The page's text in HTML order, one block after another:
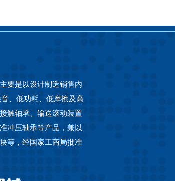
要是以设计制造销售内
、低功耗、低摩擦及高
触轴承、输送滚动装置
冲压轴承等产品，兼以
等，经国家工商局批准